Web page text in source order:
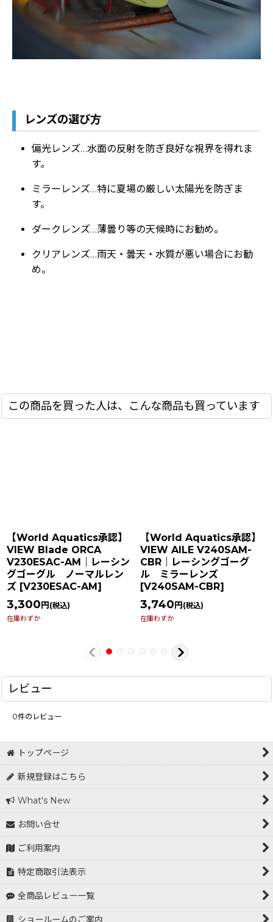
レンズの選び方
偏光レンズ…水面の反射を防ぎ良好な視界を得れま
す。
ミラーレンズ…特に夏場の厳しい太陽光を防ぎま
す。
ダークレンズ…薄曇り等の天候時にお勧め。
クリアレンズ…雨天・曇天・水質が悪い場合にお勧
め。
この商品を買った人は、こんな商品も買っています
【World Aquatics承認】
VIEW Blade ORCA
V230ESAC-AM｜レーシン
グゴーグル ノーマルレン
ズ [V230ESAC-AM]
3,300円(税込)
在庫わずか
【World Aquatics承認】
VIEW AILE V240SAM-
CBR｜レーシングゴーグ
ル ミラーレンズ
[V240SAM-CBR]
3,740円(税込)
在庫わずか
レビュー
0件のレビュー
トップページ
新規登録はこちら
What's New
お問い合せ
ご利用案内
特定商取引法表示
全商品レビュー一覧
ショールームのご案内